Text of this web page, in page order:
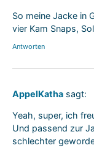
So meine Jacke in
vier Kam Snaps,
Antworten
AppelKatha sagt:
Yeah, super, ich
Und passend zur
schlechter